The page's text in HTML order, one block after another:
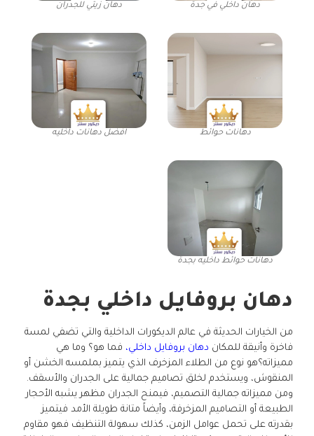
دهان داخلي في جدة دهان زيتي للجدران
دهانات حوائط افضل دهانات داخليه
دهانات حوائط داخليه بجدة
دهان بروفايل داخلي بجدة
من الخيارات الحديثة في عالم الديكورات الداخلية والتي تضفي لمسة
فاخرة وأنيقة للمكان دهان بروفايل داخلي، فما هو؟ وما هي
مميزاته؟هو نوع من الطلاء المزخرف الذي يتميز بملمسه الخشن أو
المنقوش، ويستخدم لخلق تصاميم جمالية على الجدران والأسقف.
ومن مميزاته جمالية التصميم، فيمنح الجدران مظهر يشبه الأحجار
الطبيعة أو التصاميم المزخرفة، وأيضاً متانة طويلة الأمد فيتميز
بقدرته على تحمل عوامل الزمن، كذلك سهولة التنظيف فهو مقاوم